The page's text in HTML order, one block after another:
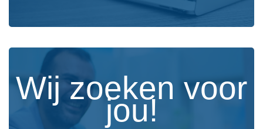
Wij zoeken voor
jou!